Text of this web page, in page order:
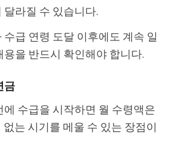
라질 수 있습니다.
급 연령 도달 이후에도 계속 일
을 반드시 확인해야 합니다.
금
에 수급을 시작하면 월 수령액은
는 시기를 메울 수 있는 장점이